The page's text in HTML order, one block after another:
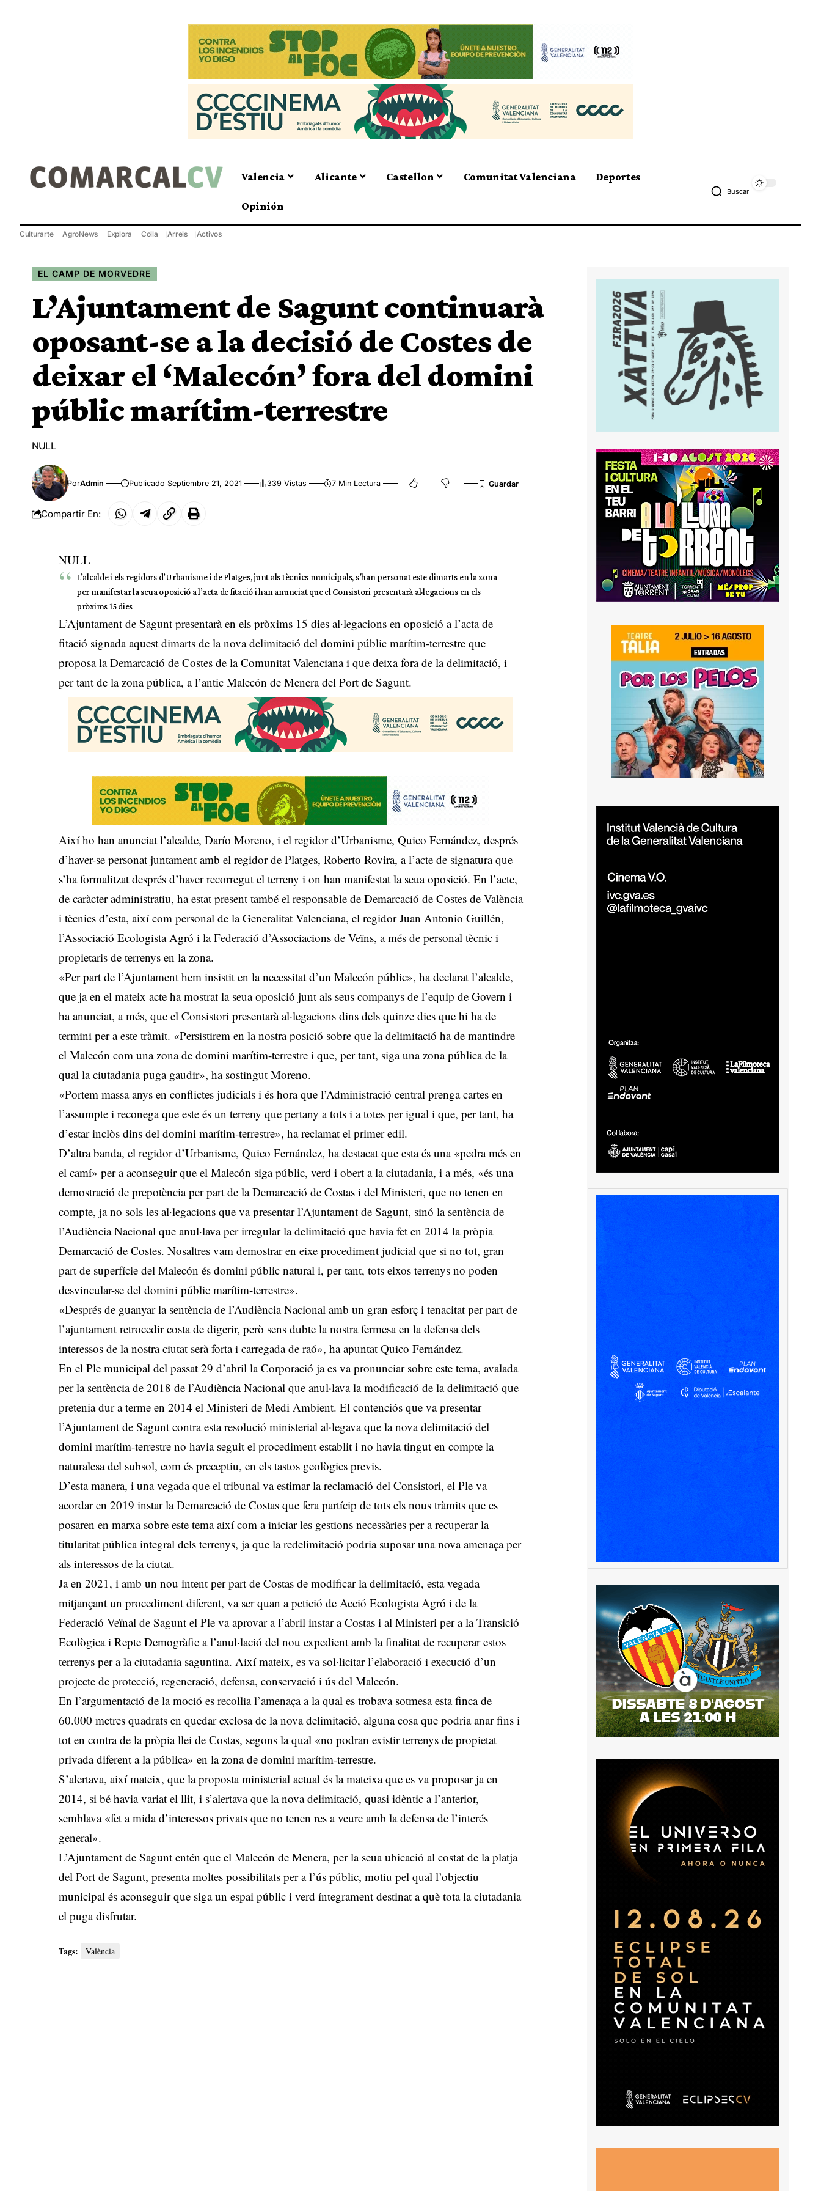
Valencia Alicante Castellon Comunitat Valenciana Deportes
Opinión
Buscar
Culturarte AgroNews Explora Colla Arrels Activos
EL CAMP DE MORVEDRE
L’Ajuntament de Sagunt continuarà
oposant-se a la decisió de Costes de
deixar el ‘Malecón’ fora del domini
públic marítim-terrestre
NULL
PorAdmin Publicado Septiembre 21, 2021 339 Vistas 7 Min Lectura
Compartir En:
NULL
L’alcalde i els regidors d’Urbanisme i de Platges, junt als tècnics municipals, s’han personat este dimarts en la zona
per manifestar la seua oposició a l’acta de fitació i han anunciat que el Consistori presentarà al·legacions en els
pròxims 15 dies
L’Ajuntament de Sagunt presentarà en els pròxims 15 dies al·legacions en oposició a l’acta de
fitació signada aquest dimarts de la nova delimitació del domini públic marítim-terrestre que
proposa la Demarcació de Costes de la Comunitat Valenciana i que deixa fora de la delimitació, i
per tant de la zona pública, a l’antic Malecón de Menera del Port de Sagunt.
Així ho han anunciat l’alcalde, Darío Moreno, i el regidor d’Urbanisme, Quico Fernández, després
d’haver-se personat juntament amb el regidor de Platges, Roberto Rovira, a l’acte de signatura que
s’ha formalitzat després d’haver recorregut el terreny i on han manifestat la seua oposició. En l’acte,
de caràcter administratiu, ha estat present també el responsable de Demarcació de Costes de València
i tècnics d’esta, així com personal de la Generalitat Valenciana, el regidor Juan Antonio Guillén,
l’Associació Ecologista Agró i la Federació d’Associacions de Veïns, a més de personal tècnic i
propietaris de terrenys en la zona.
«Per part de l’Ajuntament hem insistit en la necessitat d’un Malecón públic», ha declarat l’alcalde,
que ja en el mateix acte ha mostrat la seua oposició junt als seus companys de l’equip de Govern i
ha anunciat, a més, que el Consistori presentarà al·legacions dins dels quinze dies que hi ha de
termini per a este tràmit. «Persistirem en la nostra posició sobre que la delimitació ha de mantindre
el Malecón com una zona de domini marítim-terrestre i que, per tant, siga una zona pública de la
qual la ciutadania puga gaudir», ha sostingut Moreno.
«Portem massa anys en conflictes judicials i és hora que l’Administració central prenga cartes en
l’assumpte i reconega que este és un terreny que pertany a tots i a totes per igual i que, per tant, ha
d’estar inclòs dins del domini marítim-terrestre», ha reclamat el primer edil.
D’altra banda, el regidor d’Urbanisme, Quico Fernández, ha destacat que esta és una «pedra més en
el camí» per a aconseguir que el Malecón siga públic, verd i obert a la ciutadania, i a més, «és una
demostració de prepotència per part de la Demarcació de Costas i del Ministeri, que no tenen en
compte, ja no sols les al·legacions que va presentar l’Ajuntament de Sagunt, sinó la sentència de
l’Audiència Nacional que anul·lava per irregular la delimitació que havia fet en 2014 la pròpia
Demarcació de Costes. Nosaltres vam demostrar en eixe procediment judicial que si no tot, gran
part de superfície del Malecón és domini públic natural i, per tant, tots eixos terrenys no poden
desvincular-se del domini públic marítim-terrestre».
«Després de guanyar la sentència de l’Audiència Nacional amb un gran esforç i tenacitat per part de
l’ajuntament retrocedir costa de digerir, però sens dubte la nostra fermesa en la defensa dels
interessos de la nostra ciutat serà forta i carregada de raó», ha apuntat Quico Fernández.
En el Ple municipal del passat 29 d’abril la Corporació ja es va pronunciar sobre este tema, avalada
per la sentència de 2018 de l’Audiència Nacional que anul·lava la modificació de la delimitació que
pretenia dur a terme en 2014 el Ministeri de Medi Ambient. El contenciós que va presentar
l’Ajuntament de Sagunt contra esta resolució ministerial al·legava que la nova delimitació del
domini marítim-terrestre no havia seguit el procediment establit i no havia tingut en compte la
naturalesa del subsol, com és preceptiu, en els tastos geològics previs.
D’esta manera, i una vegada que el tribunal va estimar la reclamació del Consistori, el Ple va
acordar en 2019 instar la Demarcació de Costas que fera partícip de tots els nous tràmits que es
posaren en marxa sobre este tema així com a iniciar les gestions necessàries per a recuperar la
titularitat pública integral dels terrenys, ja que la redelimitació podria suposar una nova amenaça per
als interessos de la ciutat.
Ja en 2021, i amb un nou intent per part de Costas de modificar la delimitació, esta vegada
mitjançant un procediment diferent, va ser quan a petició de Acció Ecologista Agró i de la
Federació Veïnal de Sagunt el Ple va aprovar a l’abril instar a Costas i al Ministeri per a la Transició
Ecològica i Repte Demogràfic a l’anul·lació del nou expedient amb la finalitat de recuperar estos
terrenys per a la ciutadania saguntina. Així mateix, es va sol·licitar l’elaboració i execució d’un
projecte de protecció, regeneració, defensa, conservació i ús del Malecón.
En l’argumentació de la moció es recollia l’amenaça a la qual es trobava sotmesa esta finca de
60.000 metres quadrats en quedar exclosa de la nova delimitació, alguna cosa que podria anar fins i
tot en contra de la pròpia llei de Costas, segons la qual «no podran existir terrenys de propietat
privada diferent a la pública» en la zona de domini marítim-terrestre.
S’alertava, així mateix, que la proposta ministerial actual és la mateixa que es va proposar ja en
2014, si bé havia variat el llit, i s’alertava que la nova delimitació, quasi idèntic a l’anterior,
semblava «fet a mida d’interessos privats que no tenen res a veure amb la defensa de l’interés
general».
L’Ajuntament de Sagunt entén que el Malecón de Menera, per la seua ubicació al costat de la platja
del Port de Sagunt, presenta moltes possibilitats per a l’ús públic, motiu pel qual l’objectiu
municipal és aconseguir que siga un espai públic i verd íntegrament destinat a què tota la ciutadania
el puga disfrutar.
Tags: València